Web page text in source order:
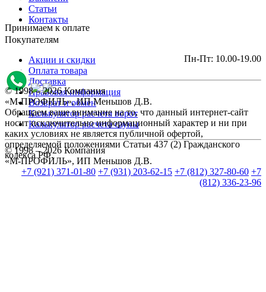
Статьи
Контакты
Покупателям
Акции и скидки
Оплата товара
Доставка
Правовая информация
Возврат и обмен
Калькулятор расчета ворот
Калькулятор расчета сауны
© 1998 – 2026 Компания
«М-ПРОФИЛЬ», ИП Меньшов Д.В.
+7 (921) 371-01-80 +7 (931) 203-62-15 +7 (812) 327-80-60 +7
(812) 336-23-96
Принимаем к оплате
Пн-Пт: 10.00-19.00
© 1998 – 2026 Компания
«М-ПРОФИЛЬ», ИП Меньшов Д.В.
Обращаем ваше внимание на то, что данный интернет-сайт
носит исключительно информационный характер и ни при
каких условиях не является публичной офертой,
определяемой положениями Статьи 437 (2) Гражданского
кодекса РФ.